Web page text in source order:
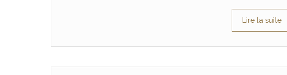
Lire la suite